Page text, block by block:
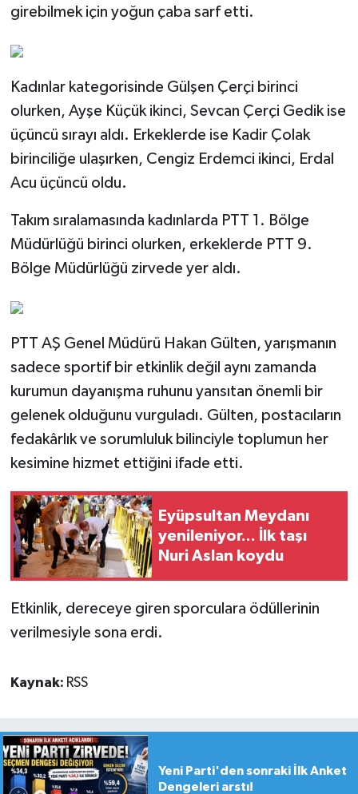
girebilmek için yoğun çaba sarf etti.
Kadınlar kategorisinde Gülşen Çerçi birinci
olurken, Ayşe Küçük ikinci, Sevcan Çerçi Gedik ise
üçüncü sırayı aldı. Erkeklerde ise Kadir Çolak
birinciliğe ulaşırken, Cengiz Erdemci ikinci, Erdal
Acu üçüncü oldu.
Takım sıralamasında kadınlarda PTT 1. Bölge
Müdürlüğü birinci olurken, erkeklerde PTT 9.
Bölge Müdürlüğü zirvede yer aldı.
PTT AŞ Genel Müdürü Hakan Gülten, yarışmanın
sadece sportif bir etkinlik değil aynı zamanda
kurumun dayanışma ruhunu yansıtan önemli bir
gelenek olduğunu vurguladı. Gülten, postacıların
fedakârlık ve sorumluluk bilinciyle toplumun her
kesimine hizmet ettiğini ifade etti.
Eyüpsultan Meydanı
yenileniyor... İlk taşı
Nuri Aslan koydu
Etkinlik, dereceye giren sporculara ödüllerinin
verilmesiyle sona erdi.
Kaynak: RSS
Yeni Parti'den sonraki İlk Anket
Dengeleri arstı!